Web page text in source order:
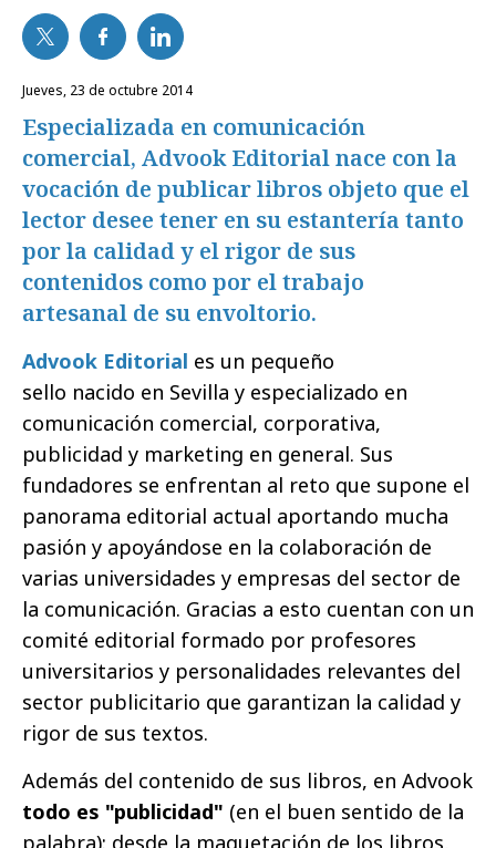
jueves, 23 de octubre 2014
Especializada en comunicación
comercial, Advook Editorial nace con la
vocación de publicar libros objeto que el
lector desee tener en su estantería tanto
por la calidad y el rigor de sus
contenidos como por el trabajo
artesanal de su envoltorio.
Advook Editorial es un pequeño
sello nacido en Sevilla y especializado en
comunicación comercial, corporativa,
publicidad y marketing en general. Sus
fundadores se enfrentan al reto que supone el
panorama editorial actual aportando mucha
pasión y apoyándose en la colaboración de
varias universidades y empresas del sector de
la comunicación. Gracias a esto cuentan con un
comité editorial formado por profesores
universitarios y personalidades relevantes del
sector publicitario que garantizan la calidad y
rigor de sus textos.
Además del contenido de sus libros, en Advook
todo es "publicidad" (en el buen sentido de la
palabra): desde la maquetación de los libros,